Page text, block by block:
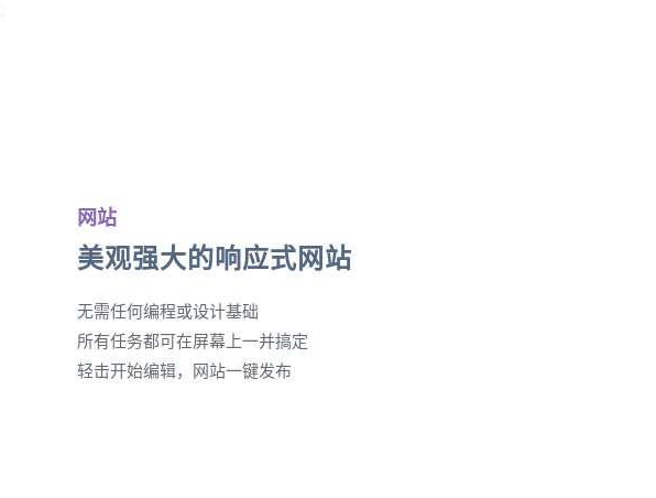
网站
美观强大的响应式网站
无需任何编程或设计基础
所有任务都可在屏幕上一并搞定
轻击开始编辑，网站一键发布